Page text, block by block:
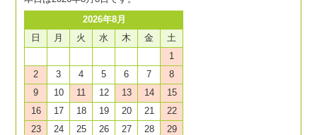
2026年8月
日
月 火 水 木 金
土
1
2
3 4 5 6 7
8
9
10 11 12 13 14
15
16
17 18 19 20 21
22
23
24 25 26 27 28
29